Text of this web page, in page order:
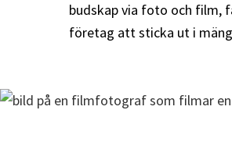
budskap via foto och film,
företag att sticka ut i